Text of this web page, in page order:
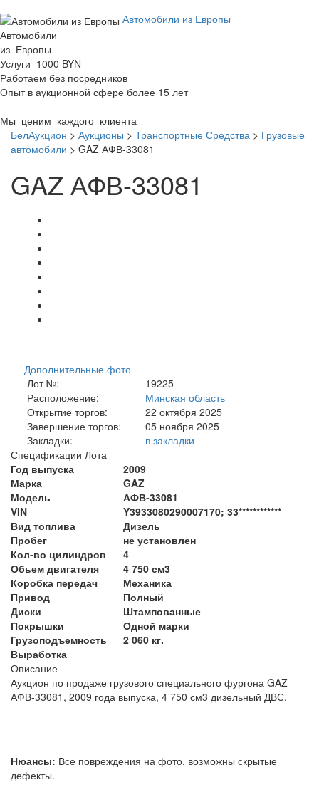
Автомобили из Европы
Автомобили
из Европы
Услуги 1000 BYN
Работаем без посредников
Опыт в аукционной сфере более 15 лет
Мы ценим каждого клиента
БелАукцион > Аукционы > Транспортные Средства > Грузовые
автомобили > GAZ АФВ-33081
GAZ АФВ-33081
Дополнительные фото
Лот №:
19225
Расположение:
Минская область
Открытие торгов:
22 октября 2025
Завершение торгов:
05 ноября 2025
Закладки:
в закладки
Спецификации Лота
Год выпуска
2009
Марка
GAZ
Модель
АФВ-33081
VIN
Y3933080290007170; 33************
Вид топлива
Дизель
Пробег
не установлен
Кол-во цилиндров
4
Обьем двигателя
4 750 см3
Коробка передач
Механика
Привод
Полный
Диски
Штампованные
Покрышки
Одной марки
Грузоподъемность
2 060 кг.
Выработка
Описание
Аукцион по продаже грузового специального фургона GAZ
АФВ-33081, 2009 года выпуска, 4 750 см3 дизельный ДВС.
Нюансы: Все повреждения на фото, возможны скрытые
дефекты.